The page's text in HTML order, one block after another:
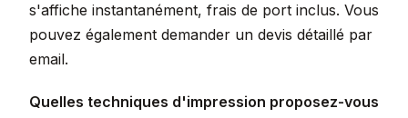
s'affiche instantanément, frais de port inclus. Vous
pouvez également demander un devis détaillé par
email.
Quelles techniques d'impression proposez-vous